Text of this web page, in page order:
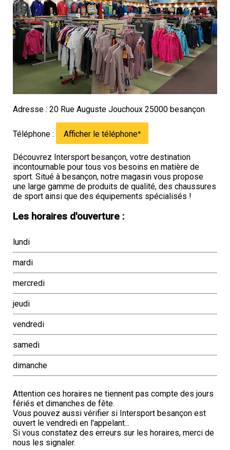
Adresse : 20 Rue Auguste Jouchoux 25000 besançon
Téléphone : Afficher le téléphone*
Découvrez Intersport besançon, votre destination
incontournable pour tous vos besoins en matière de
sport. Situé à besançon, notre magasin vous propose
une large gamme de produits de qualité, des chaussures
de sport ainsi que des équipements spécialisés !
Les horaires d'ouverture :
lundi
mardi
mercredi
jeudi
vendredi
samedi
dimanche
Attention ces horaires ne tiennent pas compte des jours
fériés et dimanches de fête.
Vous pouvez aussi vérifier si Intersport besançon est
ouvert le vendredi en l'appelant...
Si vous constatez des erreurs sur les horaires, merci de
nous les signaler.